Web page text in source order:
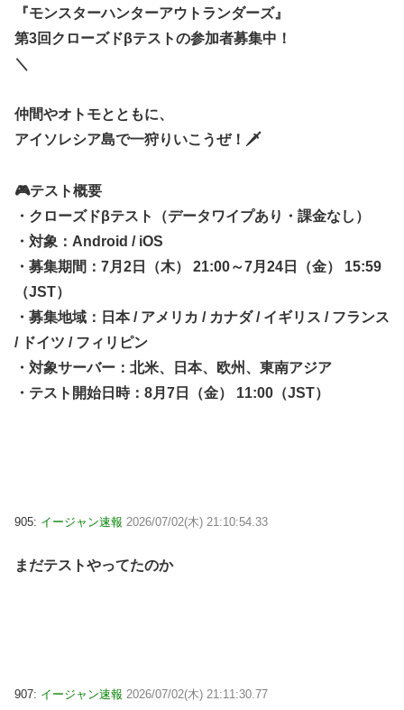
『モンスターハンターアウトランダーズ』
第3回クローズドβテストの参加者募集中！
＼
仲間やオトモとともに、
アイソレシア島で一狩りいこうぜ！🗡
🎮テスト概要
・クローズドβテスト（データワイプあり・課金なし）
・対象：Android / iOS
・募集期間：7月2日（木） 21:00～7月24日（金） 15:59
（JST）
・募集地域：日本 / アメリカ / カナダ / イギリス / フランス
/ ドイツ / フィリピン
・対象サーバー：北米、日本、欧州、東南アジア
・テスト開始日時：8月7日（金） 11:00（JST）
905: イージャン速報 2026/07/02(木) 21:10:54.33
まだテストやってたのか
907: イージャン速報 2026/07/02(木) 21:11:30.77